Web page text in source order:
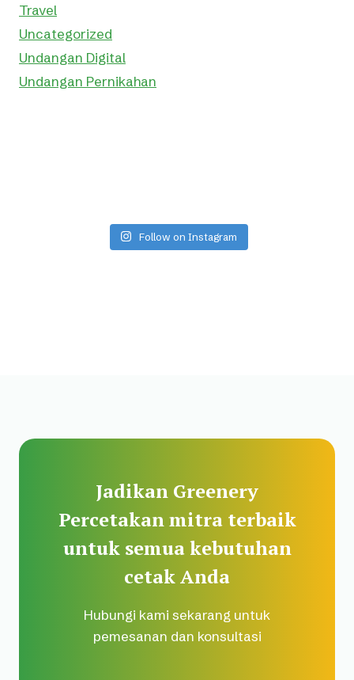
Travel
Uncategorized
Undangan Digital
Undangan Pernikahan
Follow on Instagram
Jadikan Greenery
Percetakan mitra terbaik
untuk semua kebutuhan
cetak Anda
Hubungi kami sekarang untuk
pemesanan dan konsultasi